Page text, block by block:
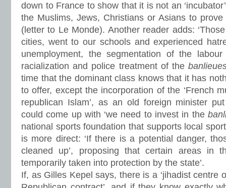
down to France to show that it is not an
the Muslims, Jews, Christians or Asians to prove
(letter to Le Monde). Another reader adds:
cities, went to our schools and experienced
unemployment, the segmentation of the
racialization and police treatment of the
time that the dominant class knows that it has
to offer, except the incorporation of the ‘French
republican Islam’, as an old foreign minister
could come up with ‘we need to invest in the
national sports foundation that supports local
is more direct: ‘If there is a potential danger,
cleaned up’, proposing that certain areas in
temporarily taken into protection by the state’.
If, as Gilles Kepel says, there is a ‘jihadist centre